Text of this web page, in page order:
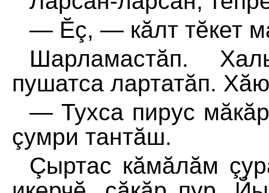
— Ĕç, — кăлт тĕкет
Шарламастăп.
пушатса лартатăп.
— Тухса пирус
çумри тантăш.
Çыртас кăмăлăм